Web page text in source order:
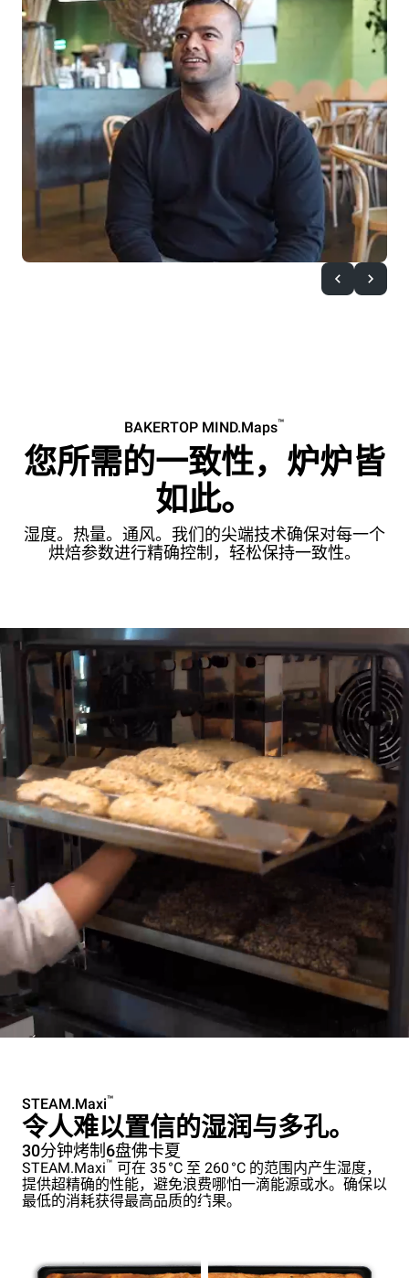
BAKERTOP MIND.Maps™
您所需的一致性，炉炉皆
如此。
湿度。热量。通风。我们的尖端技术确保对每一个
烘焙参数进行精确控制，轻松保持一致性。
STEAM.Maxi™
令人难以置信的湿润与多孔。
30分钟烤制6盘佛卡夏
STEAM.Maxi™ 可在 35 °C 至 260 °C 的范围内产生湿度，
提供超精确的性能，避免浪费哪怕一滴能源或水。确保以
最低的消耗获得最高品质的结果。